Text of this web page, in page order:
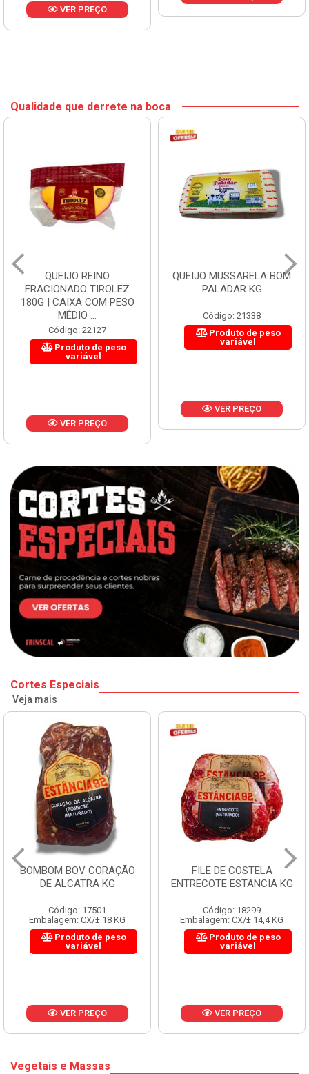
VER PREÇO
Qualidade que derrete na boca
QUEIJO REINO
FRACIONADO TIROLEZ
180G | CAIXA COM PESO
MÉDIO ...
Código: 22127
Produto de peso
variável
VER PREÇO
QUEIJO MUSSARELA BOM
PALADAR KG
Código: 21338
Produto de peso
variável
VER PREÇO
Cortes Especiais
Veja mais
BOMBOM BOV CORAÇÃO
DE ALCATRA KG
Código: 17501
Embalagem: CX/± 18 KG
Produto de peso
variável
VER PREÇO
FILE DE COSTELA
ENTRECOTE ESTANCIA KG
Código: 18299
Embalagem: CX/± 14,4 KG
Produto de peso
variável
VER PREÇO
Vegetais e Massas